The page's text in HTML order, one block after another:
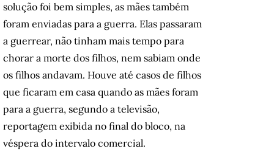
solução foi bem simples, as mães também
foram enviadas para a guerra. Elas passaram
a guerrear, não tinham mais tempo para
chorar a morte dos filhos, nem sabiam onde
os filhos andavam. Houve até casos de filhos
que ficaram em casa quando as mães foram
para a guerra, segundo a televisão,
reportagem exibida no final do bloco, na
véspera do intervalo comercial.